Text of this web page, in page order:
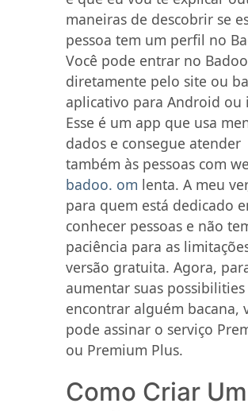
maneiras de descobrir se
pessoa tem um perfil no
Você pode entrar no Badoo
diretamente pelo site ou
aplicativo para Android ou
Esse é um app que usa
dados e consegue atender
também às pessoas com
badoo. om lenta. A meu
para quem está dedicado
conhecer pessoas e não
paciência para as
versão gratuita. Agora,
aumentar suas possibilities
encontrar alguém bacana,
pode assinar o serviço
ou Premium Plus.
Como Criar Um